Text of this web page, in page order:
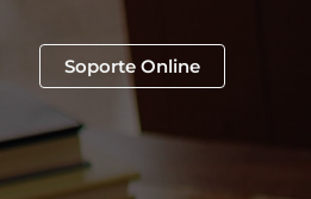
Soporte Online